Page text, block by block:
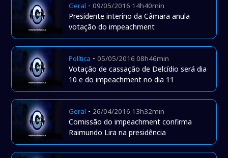
Geral -09/05/2016 14h40min
Presidente interino da Câmara anula
votação do impeachment
Política -05/05/2016 08h46min
Votação de cassação de Delcídio será dia
10 e do impeachment no dia 11
Geral - 26/04/2016 13h32min
Comissão do impeachment confirma
Raimundo Lira na presidência